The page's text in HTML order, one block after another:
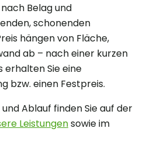
Belag und
schonenden
hängen von Fläche,
ab – nach einer kurzen
erhalten Sie eine
bzw. einen Festpreis.
Ablauf finden Sie auf der
Leistungensowie im